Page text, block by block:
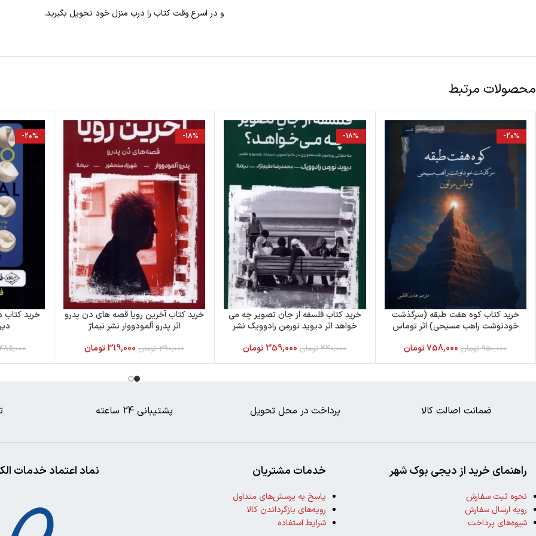
و در اسرع وقت کتاب را درب منزل خود تحویل بگیرید.
محصولات مرتبط
-20%
خرید کتاب کوه هفت طبقه (سرگذشت
خودنوشت راهب مسیحی) اثر توماس
950,000 تومان 758,000تومان
-18%
خرید کتاب فلسفه از جان تصویر چه می
خواهد اثر دیوید نورمن رادوویک نشر
440,000 تومان 359,000تومان
-18%
خرید کتاب آخرین رویا قصه های دن پدرو
اثر پدرو آلمودووار نشر نیماژ
390,000 تومان 319,000تومان
-20%
خرید کتاب
ضمانت اصالت کالا پرداخت در محل تحویل پشتیبانی 24 ساعته
نماد اعتماد خدمات خدمات مشتریان
پاسخ به پرسش‌های متداول
رویه‌های بازگرداندن کالا
شرایط استفاده
راهنمای خرید از دیجی بوک شهر
نحوه ثبت سفارش
رویه ارسال سفارش
شیوه‌های پرداخت